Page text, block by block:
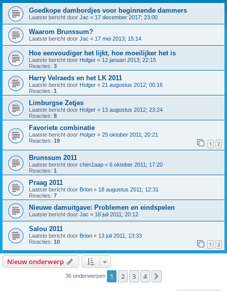
Goedkope dambordjes voor beginnende dammers
Laatste bericht door Jac « 17 december 2017; 23:00
Waarom Brunssum?
Laatste bericht door Jac « 17 mei 2013; 15:14
Hoe eenvoudiger het lijkt, hoe moeilijker het is
Laatste bericht door Holger « 12 januari 2013; 22:15
Reacties: 3
Harry Velraeds en het LK 2011
Laatste bericht door Holger « 21 augustus 2012; 00:16
Reacties: 1
Limburgse Zetjes
Laatste bericht door Holger « 13 augustus 2012; 23:24
Reacties: 8
Favoriete combinatie
Laatste bericht door Holger « 25 oktober 2011; 20:21
Reacties: 19 1 2
Brunssum 2011
Laatste bericht door chim1aap « 6 oktober 2011; 17:20
Reacties: 1
Praag 2011
Laatste bericht door Brion « 18 augustus 2011; 12:31
Reacties: 7
Nieuwe damuitgave: Problemen en eindspelen
Laatste bericht door Jac « 18 juli 2011; 20:12
Salou 2011
Laatste bericht door Brion « 13 juli 2011; 13:33
Reacties: 10 1 2
Nieuw onderwerp
36 onderwerpen 1 2 3 4